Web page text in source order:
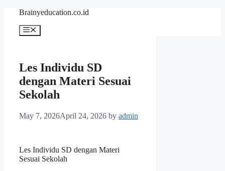
content
Brainyeducation.co.id
Menu
Les Individu SD
dengan Materi Sesuai
Sekolah
May 7, 2026April 24, 2026 by admin
Les Individu SD dengan Materi
Sesuai Sekolah